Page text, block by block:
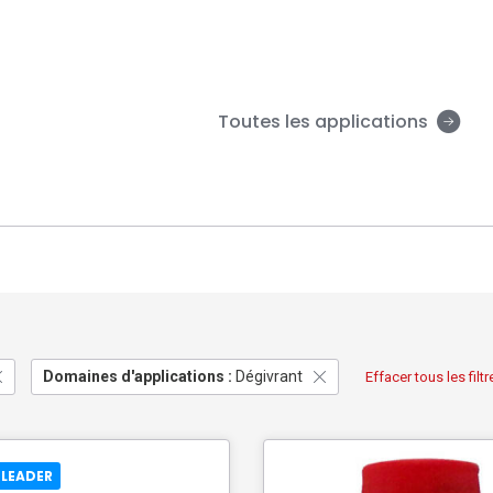
Toutes les applications
Domaines d'applications : Dégivrant Effacer tous les